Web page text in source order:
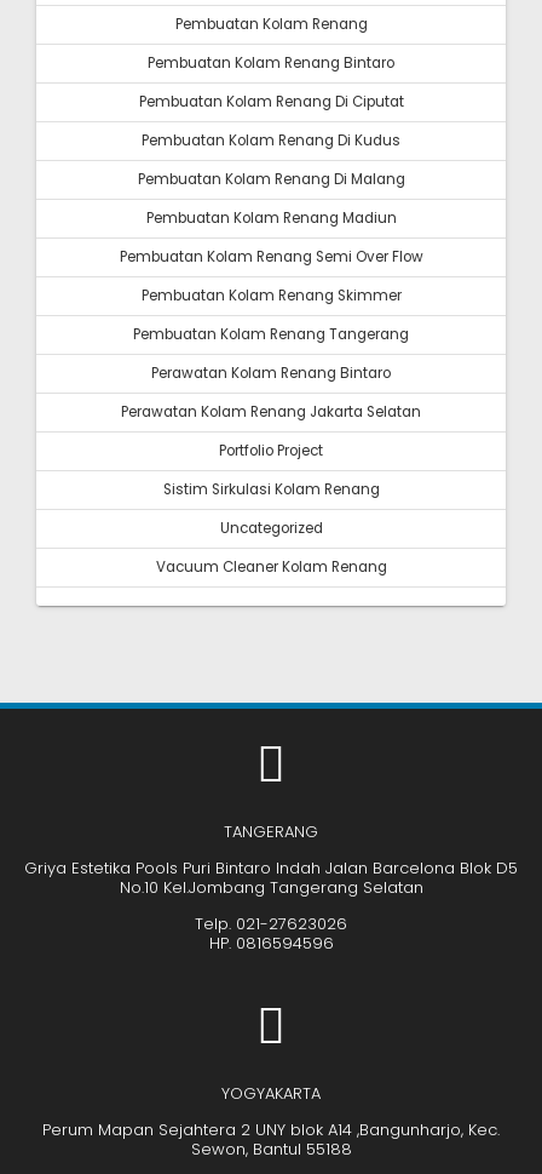
Pembuatan Kolam Renang
Pembuatan Kolam Renang Bintaro
Pembuatan Kolam Renang Di Ciputat
Pembuatan Kolam Renang Di Kudus
Pembuatan Kolam Renang Di Malang
Pembuatan Kolam Renang Madiun
Pembuatan Kolam Renang Semi Over Flow
Pembuatan Kolam Renang Skimmer
Pembuatan Kolam Renang Tangerang
Perawatan Kolam Renang Bintaro
Perawatan Kolam Renang Jakarta Selatan
Portfolio Project
Sistim Sirkulasi Kolam Renang
Uncategorized
Vacuum Cleaner Kolam Renang
TANGERANG
Griya Estetika Pools Puri Bintaro Indah Jalan Barcelona Blok D5
No.10 Kel.Jombang Tangerang Selatan
Telp. 021-27623026
HP. 0816594596
YOGYAKARTA
Perum Mapan Sejahtera 2 UNY blok A14 ,Bangunharjo, Kec.
Sewon, Bantul 55188